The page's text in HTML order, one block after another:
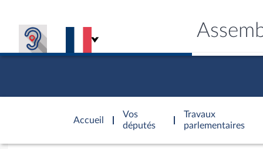
Accueil
d'accueil
Vos
députés
Travaux
parlementaires